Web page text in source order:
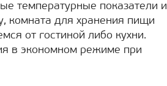
температурные показатели и
комната для хранения пищи
от гостиной либо кухни.
в экономном режиме при